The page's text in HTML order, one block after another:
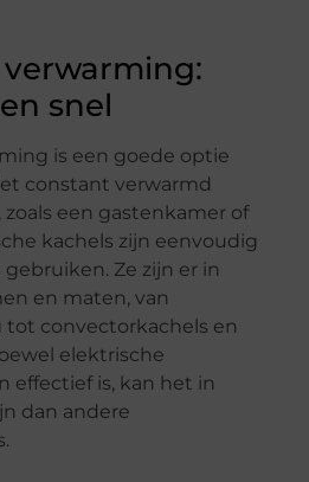
snel
is een goede optie
constant verwarmd
een gastenkamer of
kachels zijn eenvoudig
Ze zijn er in
en maten, van
convectorkachels en
elektrische
effectief is, kan het in
dan andere